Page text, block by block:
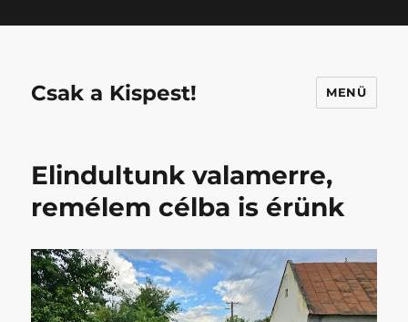
Csak a Kispest! MENÜ
Elindultunk valamerre,
remélem célba is érünk